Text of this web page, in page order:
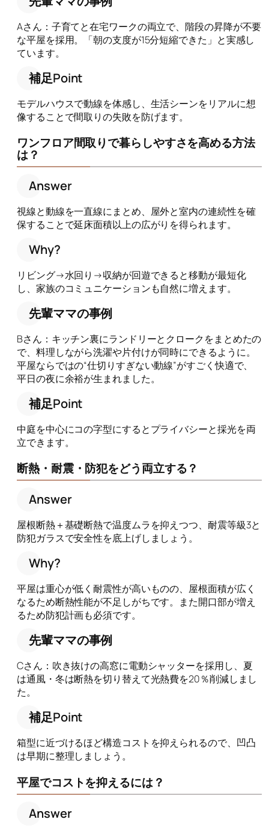
Aさん：子育てと在宅ワークの両立で、階段の昇降が不要
な平屋を採用。「朝の支度が15分短縮できた」と実感し
ています。
補足Point
モデルハウスで動線を体感し、生活シーンをリアルに想
像することで間取りの失敗を防げます。
ワンフロア間取りで暮らしやすさを高める方法
は？
Answer
視線と動線を一直線にまとめ、屋外と室内の連続性を確
保することで延床面積以上の広がりを得られます。
Why?
リビング→水回り→収納が回遊できると移動が最短化
し、家族のコミュニケーションも自然に増えます。
先輩ママの事例
Bさん：キッチン裏にランドリーとクロークをまとめたの
で、料理しながら洗濯や片付けが同時にできるように。
平屋ならではの“仕切りすぎない動線”がすごく快適で、
平日の夜に余裕が生まれました。
補足Point
中庭を中心にコの字型にするとプライバシーと採光を両
立できます。
断熱・耐震・防犯をどう両立する？
Answer
屋根断熱＋基礎断熱で温度ムラを抑えつつ、耐震等級3と
防犯ガラスで安全性を底上げしましょう。
Why?
平屋は重心が低く耐震性が高いものの、屋根面積が広く
なるため断熱性能が不足しがちです。また開口部が増え
るため防犯計画も必須です。
先輩ママの事例
Cさん：吹き抜けの高窓に電動シャッターを採用し、夏
は通風・冬は断熱を切り替えて光熱費を20％削減しまし
た。
補足Point
箱型に近づけるほど構造コストを抑えられるので、凹凸
は早期に整理しましょう。
平屋でコストを抑えるには？
Answer